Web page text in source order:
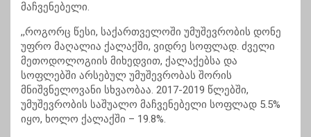
მაჩვენებელი.
,,როგორც წესი, საქართველოში უმუშევრობის დონე
უფრო მაღალია ქალაქში, ვიდრე სოფლად. ძველი
მეთოდოლოგიის მიხედვით, ქალაქებსა და
სოფლებში არსებულ უმუშევრობას შორის
მნიშვნელოვანი სხვაობაა. 2017-2019 წლებში,
უმუშევრობის საშუალო მაჩვენებელი სოფლად 5.5%
იყო, ხოლო ქალაქში – 19.8%.